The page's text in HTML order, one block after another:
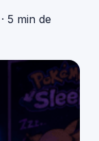
· 5 min de